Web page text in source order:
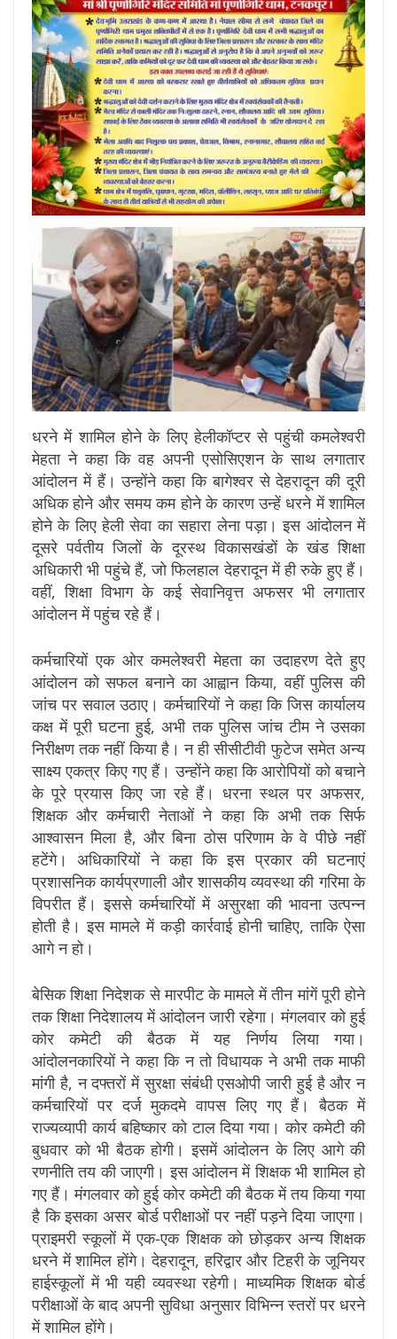
धरने में शामिल होने के लिए हेलीकॉप्टर से पहुंची कमलेश्वरी
मेहता ने कहा कि वह अपनी एसोसिएशन के साथ लगातार
आंदोलन में हैं। उन्होंने कहा कि बागेश्वर से देहरादून की दूरी
अधिक होने और समय कम होने के कारण उन्हें धरने में शामिल
होने के लिए हेली सेवा का सहारा लेना पड़ा। इस आंदोलन में
दूसरे पर्वतीय जिलों के दूरस्थ विकासखंडों के खंड शिक्षा
अधिकारी भी पहुंचे हैं, जो फिलहाल देहरादून में ही रुके हुए हैं।
वहीं, शिक्षा विभाग के कई सेवानिवृत्त अफसर भी लगातार
आंदोलन में पहुंच रहे हैं।
कर्मचारियों एक ओर कमलेश्वरी मेहता का उदाहरण देते हुए
आंदोलन को सफल बनाने का आह्वान किया, वहीं पुलिस की
जांच पर सवाल उठाए। कर्मचारियों ने कहा कि जिस कार्यालय
कक्ष में पूरी घटना हुई, अभी तक पुलिस जांच टीम ने उसका
निरीक्षण तक नहीं किया है। न ही सीसीटीवी फुटेज समेत अन्य
साक्ष्य एकत्र किए गए हैं। उन्होंने कहा कि आरोपियों को बचाने
के पूरे प्रयास किए जा रहे हैं। धरना स्थल पर अफसर,
शिक्षक और कर्मचारी नेताओं ने कहा कि अभी तक सिर्फ
आश्वासन मिला है, और बिना ठोस परिणाम के वे पीछे नहीं
हटेंगे। अधिकारियों ने कहा कि इस प्रकार की घटनाएं
प्रशासनिक कार्यप्रणाली और शासकीय व्यवस्था की गरिमा के
विपरीत हैं। इससे कर्मचारियों में असुरक्षा की भावना उत्पन्न
होती है। इस मामले में कड़ी कार्रवाई होनी चाहिए, ताकि ऐसा
आगे न हो।
बेसिक शिक्षा निदेशक से मारपीट के मामले में तीन मांगें पूरी होने
तक शिक्षा निदेशालय में आंदोलन जारी रहेगा। मंगलवार को हुई
कोर कमेटी की बैठक में यह निर्णय लिया गया।
आंदोलनकारियों ने कहा कि न तो विधायक ने अभी तक माफी
मांगी है, न दफ्तरों में सुरक्षा संबंधी एसओपी जारी हुई है और न
कर्मचारियों पर दर्ज मुकदमे वापस लिए गए हैं। बैठक में
राज्यव्यापी कार्य बहिष्कार को टाल दिया गया। कोर कमेटी की
बुधवार को भी बैठक होगी। इसमें आंदोलन के लिए आगे की
रणनीति तय की जाएगी। इस आंदोलन में शिक्षक भी शामिल हो
गए हैं। मंगलवार को हुई कोर कमेटी की बैठक में तय किया गया
है कि इसका असर बोर्ड परीक्षाओं पर नहीं पड़ने दिया जाएगा।
प्राइमरी स्कूलों में एक-एक शिक्षक को छोड़कर अन्य शिक्षक
धरने में शामिल होंगे। देहरादून, हरिद्वार और टिहरी के जूनियर
हाईस्कूलों में भी यही व्यवस्था रहेगी। माध्यमिक शिक्षक बोर्ड
परीक्षाओं के बाद अपनी सुविधा अनुसार विभिन्न स्तरों पर धरने
में शामिल होंगे।